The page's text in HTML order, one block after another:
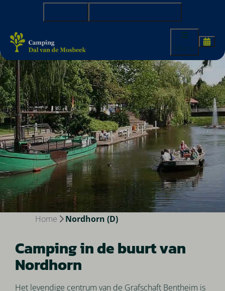
Menu
Home Nordhorn (D)
Camping in de buurt van
Nordhorn
Het levendige centrum van de Grafschaft Bentheim is